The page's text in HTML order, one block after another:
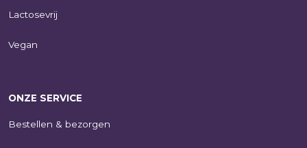
Lactosevrij
Vegan
ONZE SERVICE
Bestellen & bezorgen